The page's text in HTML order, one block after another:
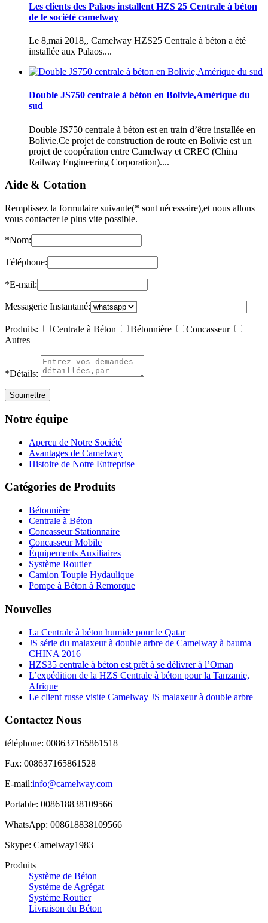
Les clients des Palaos installent HZS 25 Centrale à béton
de le société camelway
Le 8,mai 2018,, Camelway HZS25 Centrale à béton a été
installée aux Palaos....
Double JS750 centrale à béton en Bolivie,Amérique du
sud
Double JS750 centrale à béton est en train d’être installée en
Bolivie.Ce projet de construction de route en Bolivie est un
projet de coopération entre Camelway et CREC (China
Railway Engineering Corporation)....
Aide & Cotation
Remplissez la formulaire suivante(* sont nécessaire),et nous allons
vous contacter le plus vite possible.
*Nom:
Téléphone:
*E-mail:
Messagerie Instantané:
Produits: Centrale à Béton Bétonnière
Concasseur
Autres
*Détails:
Notre équipe
Apercu de Notre Société
Avantages de Camelway
Histoire de Notre Entreprise
Catégories de Produits
Bétonnière
Centrale à Béton
Concasseur Stationnaire
Concasseur Mobile
Équipements Auxiliaires
Système Routier
Camion Toupie Hydaulique
Pompe à Béton à Remorque
Nouvelles
La Centrale à béton humide pour le Qatar
JS série du malaxeur à double arbre de Camelway à bauma
CHINA 2016
HZS35 centrale à béton est prêt à se délivrer à l’Oman
L’expédition de la HZS Centrale à béton pour la Tanzanie,
Afrique
Le client russe visite Camelway JS malaxeur à double arbre
Contactez Nous
téléphone: 008637165861518
Fax: 008637165861528
E-mail:info@camelway.com
Portable: 008618838109566
WhatsApp: 008618838109566
Skype: Camelway1983
Produits
Système de Béton
Système de Agrégat
Système Routier
Livraison du Béton